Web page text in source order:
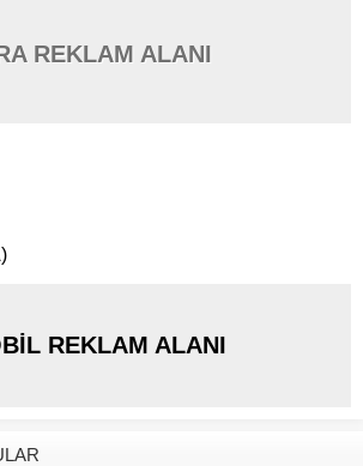
REKLAM ALANI
REKLAM ALANI